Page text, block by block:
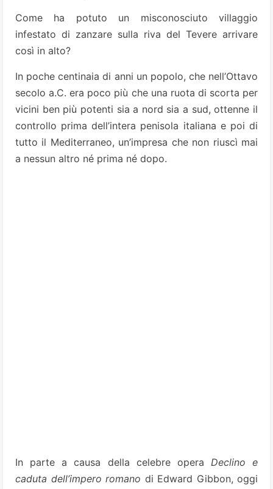
Come ha potuto un misconosciuto villaggio
infestato di zanzare sulla riva del Tevere arrivare
così in alto?
In poche centinaia di anni un popolo, che nell’Ottavo
secolo a.C. era poco più che una ruota di scorta per
vicini ben più potenti sia a nord sia a sud, ottenne il
controllo prima dell’intera penisola italiana e poi di
tutto il Mediterraneo, un’impresa che non riuscì mai
a nessun altro né prima né dopo.
In parte a causa della celebre opera Declino e
caduta dell’impero romano di Edward Gibbon, oggi